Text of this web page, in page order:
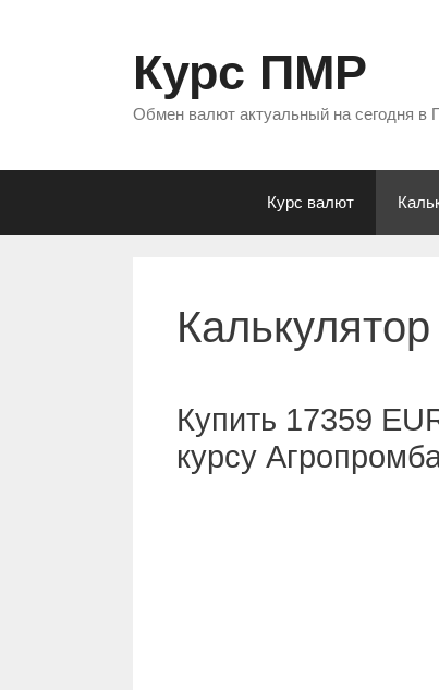
Курс ПМР
Обмен валют актуальный на сегодня в
Курс валют
Купить 17359
курсу